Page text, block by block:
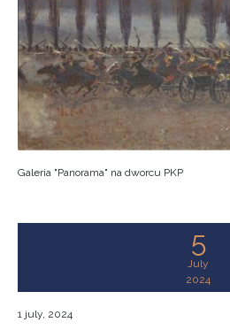
Galeria "Panorama" na dworcu PKP
5
July
2024
1 july, 2024